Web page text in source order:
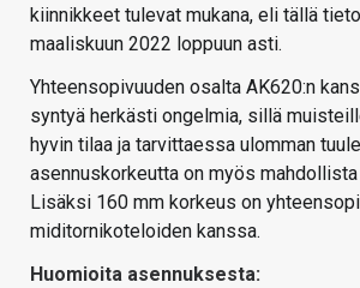
kiinnikkeet tulevat mukana, eli tällä
maaliskuun 2022 loppuun asti.
Yhteensopivuuden osalta AK620:n
syntyä herkästi ongelmia, sillä
hyvin tilaa ja tarvittaessa ulomman
asennuskorkeutta on myös mahdollista
Lisäksi 160 mm korkeus on
miditornikoteloiden kanssa.
Huomioita asennuksesta: